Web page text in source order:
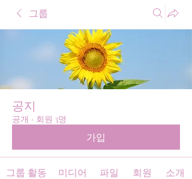
그룹
공지
공개 · 회원 3명
가입
그룹 활동 미디어 파일 회원 소개